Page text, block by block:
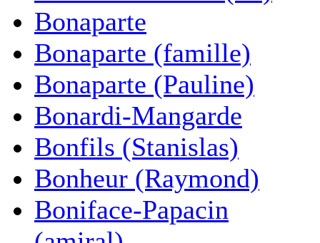
Bonaparte
Bonaparte (famille)
Bonaparte (Pauline)
Bonardi-Mangarde
Bonfils (Stanislas)
Bonheur (Raymond)
Boniface-Papacin